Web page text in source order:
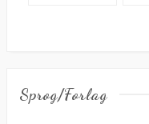
Sprog/forlag